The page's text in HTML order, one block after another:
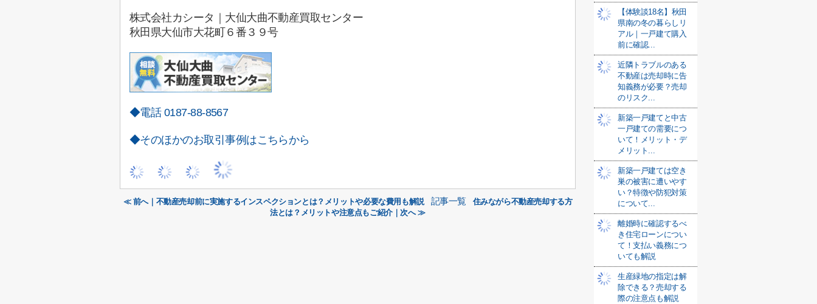
株式会社カシータ｜大仙大曲不動産買取センター
秋田県大仙市大花町６番３９号
◆電話 0187-88-8567
◆そのほかのお取引事例はこちらから
≪ 前へ｜不動産売却前に実施するインスペクションとは？メリットや必要な費用も解説 記事一覧
住みながら不動産売却する方
法とは？メリットや注意点もご紹介｜次へ ≫
【体験談18名】秋田
県南の冬の暮らしリ
アル｜一戸建て購入
前に確認...
近隣トラブルのある
不動産は売却時に告
知義務が必要？売却
のリスク...
新築一戸建てと中古
一戸建ての需要につ
いて！メリット・デ
メリット...
新築一戸建ては空き
巣の被害に遭いやす
い？特徴や防犯対策
について...
離婚時に確認するべ
き住宅ローンについ
て！支払い義務につ
いても解説
生産緑地の指定は解
除できる？売却する
際の注意点も解説